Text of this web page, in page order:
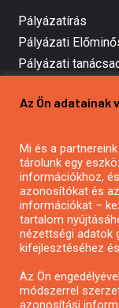
Pályázatírás
Pályázati
Pályázati
Mezőgazdasági
Pályázatírás civil
Pályázatírás
Pályázatfigyelés
Specifikus
Az Ön adatainak
Mi és a
tárolunk egy
információkhoz,
azonosítókat és
információkat –
tartalom
nézettségi adatok
kifejlesztéséhez
Az Ön
módszerrel
azonosítási